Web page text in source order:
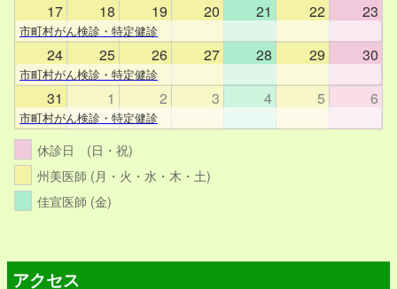
17 18 19 20 21 22 23
市町村がん検診・特定健診
24 25 26 27 28 29 30
市町村がん検診・特定健診
31 1 2 3 4 5 6
市町村がん検診・特定健診
休診日 (日・祝)
州美医師 (月・火・水・木・土)
佳宣医師 (金)
アクセス